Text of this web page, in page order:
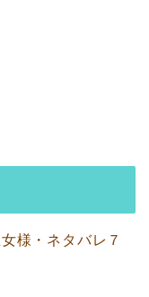
様・ネタバレ７